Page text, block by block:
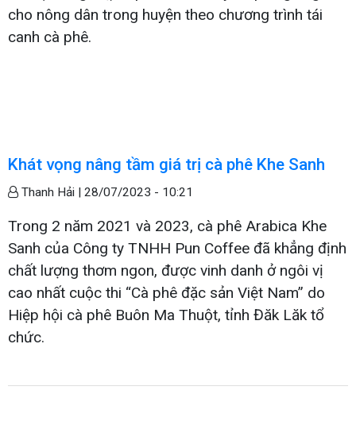
cho nông dân trong huyện theo chương trình tái
canh cà phê.
Khát vọng nâng tầm giá trị cà phê Khe Sanh
Thanh Hải | 28/07/2023 - 10:21
Trong 2 năm 2021 và 2023, cà phê Arabica Khe
Sanh của Công ty TNHH Pun Coffee đã khẳng định
chất lượng thơm ngon, được vinh danh ở ngôi vị
cao nhất cuộc thi “Cà phê đặc sản Việt Nam” do
Hiệp hội cà phê Buôn Ma Thuột, tỉnh Đăk Lăk tổ
chức.